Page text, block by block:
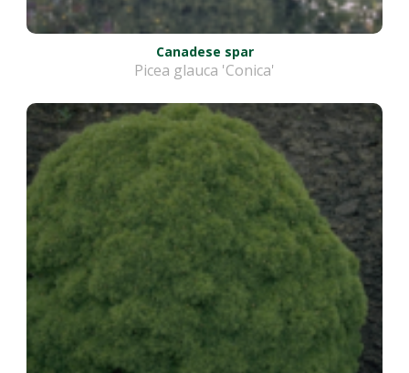
Canadese spar
Picea glauca 'Conica'